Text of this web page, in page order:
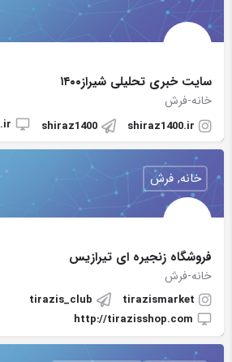
سایت خبری تحلیلی شیراز۱۴۰۰
خانه-فرش
shiraz1400.ir
shiraz1400
فروشگاه زنجیره ای تیرازیس
خانه-فرش
tirazismarket
tirazis_club
http://tirazisshop.com
خانه, فرش